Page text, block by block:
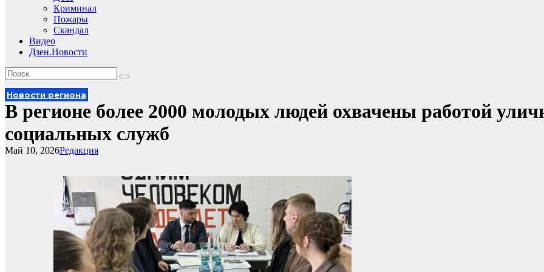
Криминал
Пожары
Скандал
Видео
Дзен.Новости
Новости региона
В регионе более 2000 молодых людей охвачены работой
социальных служб
Редакция
Май 10, 2026